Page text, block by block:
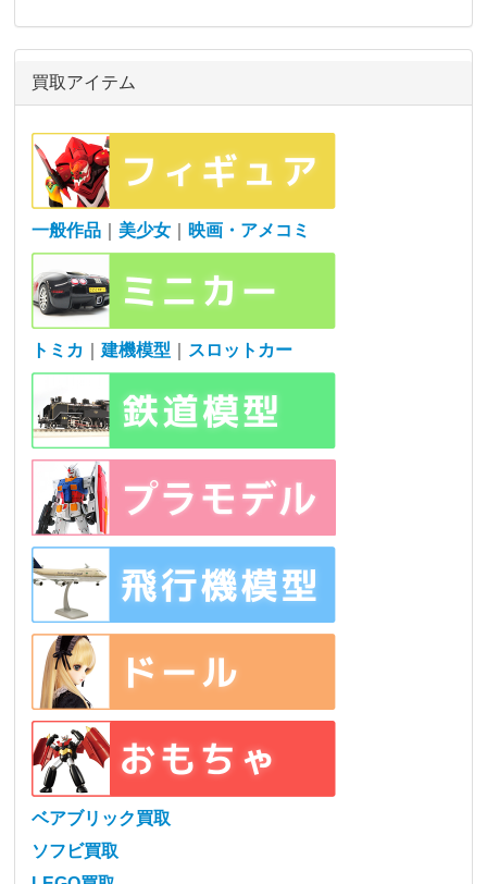
買取アイテム
一般作品 美少女 映画・アメコミ
トミカ ｜建機模型 スロットカー
ベアブリック買取
ソフビ買取